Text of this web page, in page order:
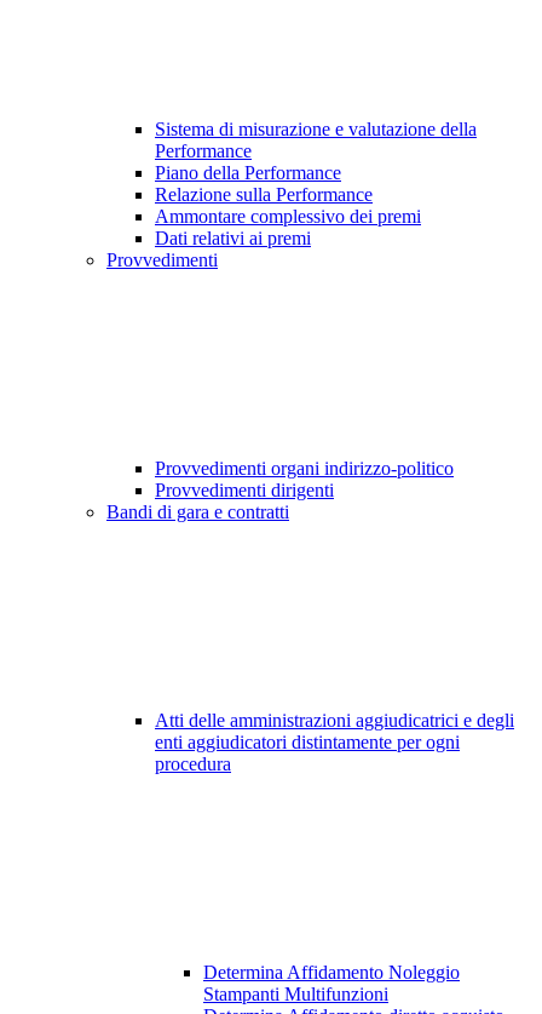
Sistema di misurazione e valutazione della
Performance
Piano della Performance
Relazione sulla Performance
Ammontare complessivo dei premi
Dati relativi ai premi
Provvedimenti
Provvedimenti organi indirizzo-politico
Provvedimenti dirigenti
Bandi di gara e contratti
Atti delle amministrazioni aggiudicatrici e degli
enti aggiudicatori distintamente per ogni
procedura
Determina Affidamento Noleggio
Stampanti Multifunzioni